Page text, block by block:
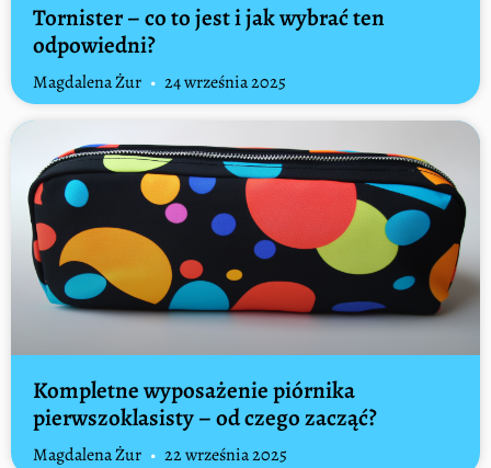
Tornister – co to jest i jak wybrać ten
odpowiedni?
Magdalena Żur 24 września 2025
Kompletne wyposażenie piórnika
pierwszoklasisty – od czego zacząć?
Magdalena Żur 22 września 2025